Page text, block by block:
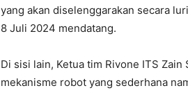
yang akan diselenggarakan secara
8 Juli 2024 mendatang.
Di sisi lain, Ketua tim Rivone ITS
mekanisme robot yang sederhana